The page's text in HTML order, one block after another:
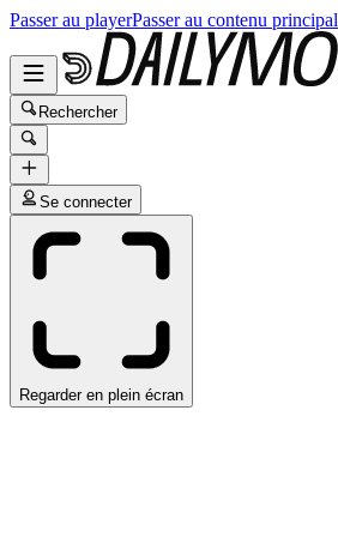
Passer au playerPasser au contenu principal
Rechercher
Se connecter
Regarder en plein écran